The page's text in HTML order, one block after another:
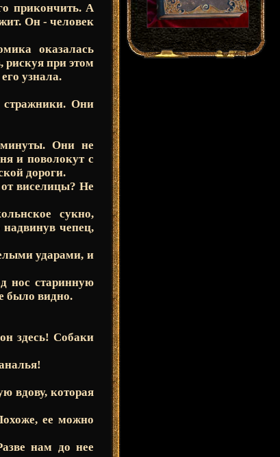
прикончить. А
Он - человек
оказалась
рискуя при этом
узнала.
Они
Они не
и поволокут с
дороги.
виселицы? Не
сукно,
чепец,
ударами, и
нос старинную
было видно.
здесь! Собаки
вдову, которая
ее можно
нам до нее